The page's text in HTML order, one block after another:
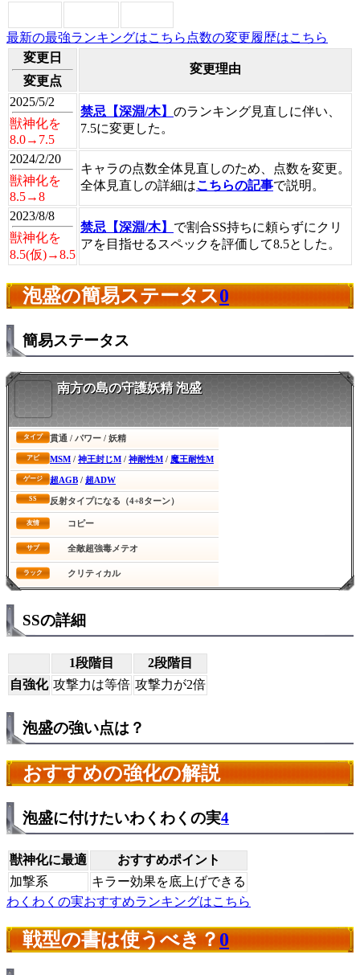
最新の最強ランキングはこちら 点数の変更履歴はこちら
変更日
変更点
変更理由
2025/5/2
獣神化を
8.0→7.5
禁忌【深淵/木】 のランキング見直しに伴い、
7.5に変更した。
2024/2/20
獣神化を
8.5→8
キャラの点数全体見直しのため、点数を変更。
全体見直しの詳細はこちらの記事で説明。
2023/8/8
獣神化を
8.5(仮)→8.5
禁忌【深淵/木】 で割合SS持ちに頼らずにクリ
アを目指せるスペックを評価して8.5とした。
泡盛の簡易ステータス0
簡易ステータス
南方の島の守護妖精 泡盛
タイプ 貫通 / パワー / 妖精
アビ MSM / 神王封じM / 神耐性M / 魔王耐性M
ゲージ 超AGB / 超ADW
SS 反射タイプになる（4+8ターン）
友情 コピー
サブ 全敵超強毒メテオ
ラック クリティカル
SSの詳細
1段階目
2段階目
自強化 攻撃力は等倍 攻撃力が2倍
泡盛の強い点は？
おすすめの強化の解説
泡盛に付けたいわくわくの実4
獣神化に最適
おすすめポイント
加撃系
キラー効果を底上げできる
わくわくの実おすすめランキングはこちら
戦型の書は使うべき？0